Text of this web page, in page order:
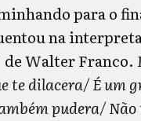
para o
na
de Walter Franco.
te dilacera/ É um
pudera/